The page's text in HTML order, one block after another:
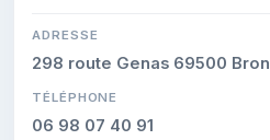
ADRESSE
298 route Genas 69500 Bron
TÉLÉPHONE
06 98 07 40 91